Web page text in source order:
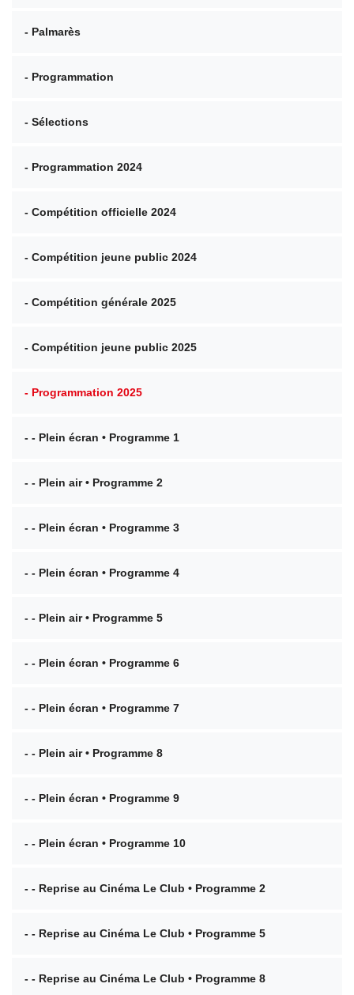
- Palmarès
- Programmation
- Sélections
- Programmation 2024
- Compétition officielle 2024
- Compétition jeune public 2024
- Compétition générale 2025
- Compétition jeune public 2025
- Programmation 2025
- - Plein écran • Programme 1
- - Plein air • Programme 2
- - Plein écran • Programme 3
- - Plein écran • Programme 4
- - Plein air • Programme 5
- - Plein écran • Programme 6
- - Plein écran • Programme 7
- - Plein air • Programme 8
- - Plein écran • Programme 9
- - Plein écran • Programme 10
- - Reprise au Cinéma Le Club • Programme 2
- - Reprise au Cinéma Le Club • Programme 5
- - Reprise au Cinéma Le Club • Programme 8